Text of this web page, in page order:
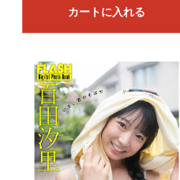
カートに入れる
物を続ける カートへ進む